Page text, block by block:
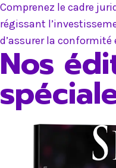
Comprenez le cadre
régissant
d’assurer la
Nos